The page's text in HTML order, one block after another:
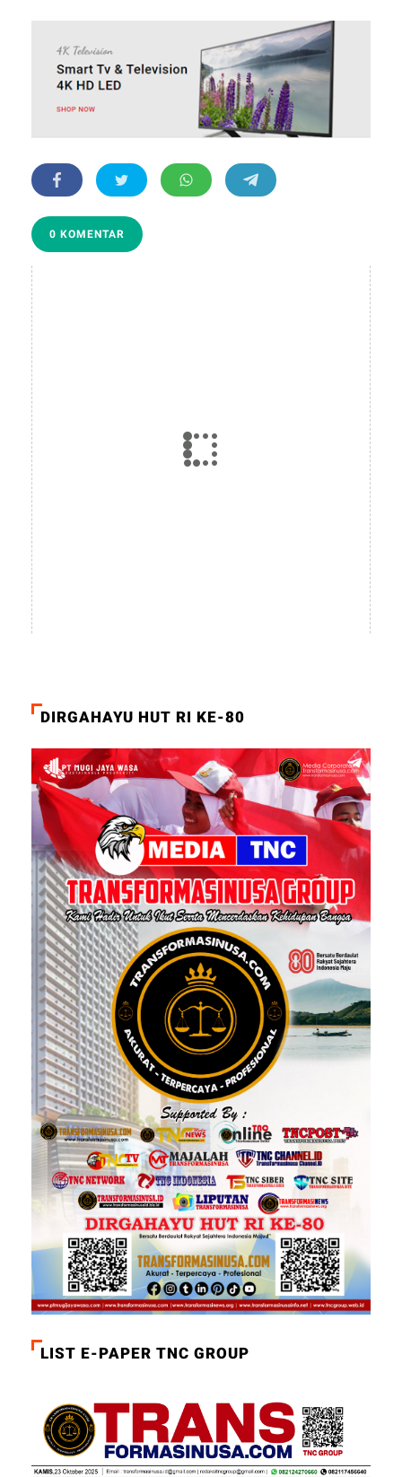
0 KOMENTAR
DIRGAHAYU HUT RI KE-80
LIST E-PAPER TNC GROUP